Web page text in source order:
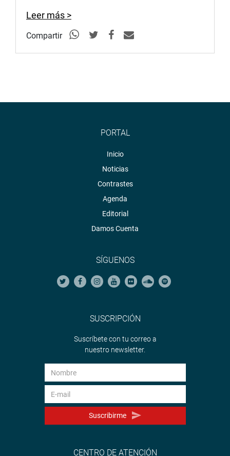
Leer más >
Compartir
PORTAL
Inicio
Noticias
Contrastes
Agenda
Editorial
Damos Cuenta
SÍGUENOS
SUSCRIPCIÓN
Suscríbete con tu correo a
nuestro newsletter.
Suscribirme
CENTRO DE ATENCIÓN